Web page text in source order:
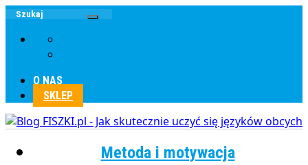
O NAS
SKLEP
Metoda i motywacja